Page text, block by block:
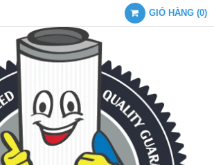
GIỎ HÀNG (0)